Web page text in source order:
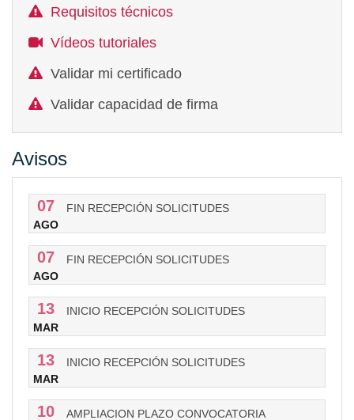
Requisitos técnicos
Vídeos tutoriales
Validar mi certificado
Validar capacidad de firma
Avisos
07
AGO
FIN RECEPCIÓN SOLICITUDES
07
AGO
FIN RECEPCIÓN SOLICITUDES
13
MAR
INICIO RECEPCIÓN SOLICITUDES
13
MAR
INICIO RECEPCIÓN SOLICITUDES
10 AMPLIACION PLAZO CONVOCATORIA